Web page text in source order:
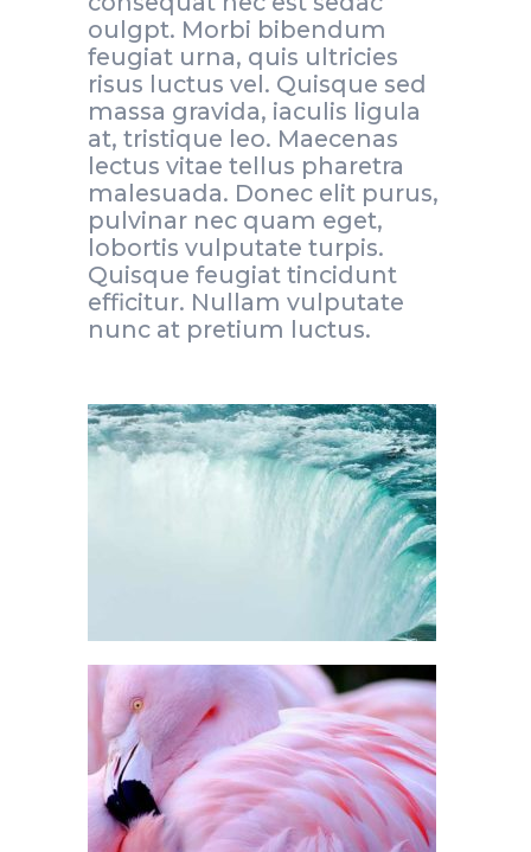
oulgpt. Morbi bibendum
feugiat urna, quis ultricies
risus luctus vel. Quisque sed
massa gravida, iaculis ligula
at, tristique leo. Maecenas
lectus vitae tellus pharetra
malesuada. Donec elit purus,
pulvinar nec quam eget,
lobortis vulputate turpis.
Quisque feugiat tincidunt
efficitur. Nullam vulputate
nunc at pretium luctus.